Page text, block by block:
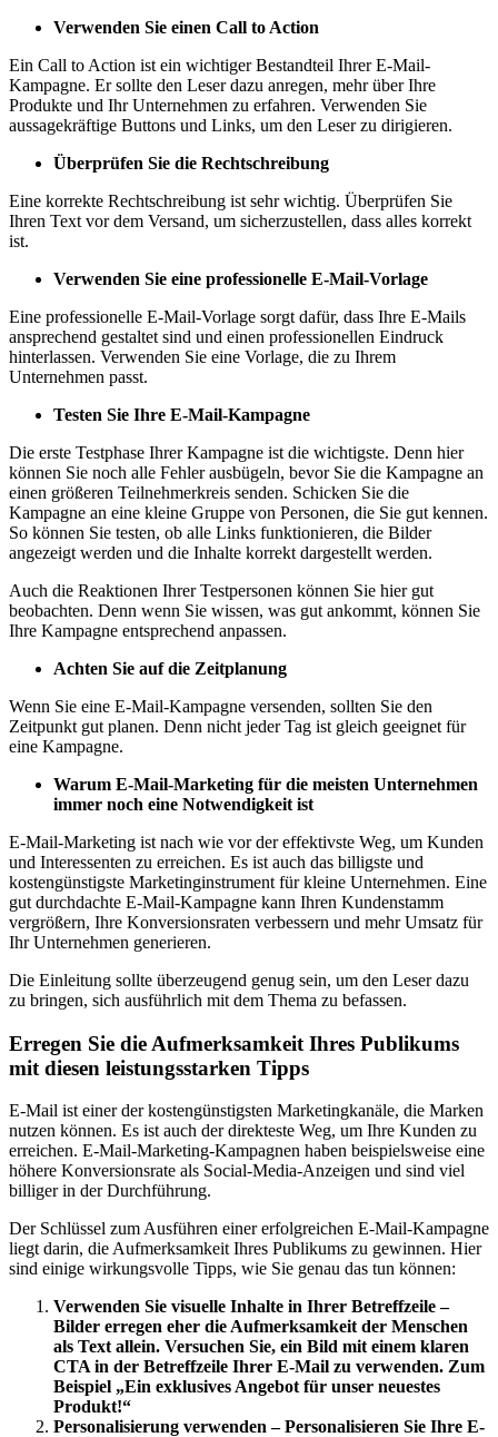
Verwenden Sie einen Call to Action
Ein Call to Action ist ein wichtiger Bestandteil Ihrer E-Mail-
Kampagne. Er sollte den Leser dazu anregen, mehr über Ihre
Produkte und Ihr Unternehmen zu erfahren. Verwenden Sie
aussagekräftige Buttons und Links, um den Leser zu dirigieren.
Überprüfen Sie die Rechtschreibung
Eine korrekte Rechtschreibung ist sehr wichtig. Überprüfen Sie
Ihren Text vor dem Versand, um sicherzustellen, dass alles korrekt
ist.
Verwenden Sie eine professionelle E-Mail-Vorlage
Eine professionelle E-Mail-Vorlage sorgt dafür, dass Ihre E-Mails
ansprechend gestaltet sind und einen professionellen Eindruck
hinterlassen. Verwenden Sie eine Vorlage, die zu Ihrem
Unternehmen passt.
Testen Sie Ihre E-Mail-Kampagne
Die erste Testphase Ihrer Kampagne ist die wichtigste. Denn hier
können Sie noch alle Fehler ausbügeln, bevor Sie die Kampagne an
einen größeren Teilnehmerkreis senden. Schicken Sie die
Kampagne an eine kleine Gruppe von Personen, die Sie gut kennen.
So können Sie testen, ob alle Links funktionieren, die Bilder
angezeigt werden und die Inhalte korrekt dargestellt werden.
Auch die Reaktionen Ihrer Testpersonen können Sie hier gut
beobachten. Denn wenn Sie wissen, was gut ankommt, können Sie
Ihre Kampagne entsprechend anpassen.
Achten Sie auf die Zeitplanung
Wenn Sie eine E-Mail-Kampagne versenden, sollten Sie den
Zeitpunkt gut planen. Denn nicht jeder Tag ist gleich geeignet für
eine Kampagne.
Warum E-Mail-Marketing für die meisten Unternehmen
immer noch eine Notwendigkeit ist
E-Mail-Marketing ist nach wie vor der effektivste Weg, um Kunden
und Interessenten zu erreichen. Es ist auch das billigste und
kostengünstigste Marketinginstrument für kleine Unternehmen. Eine
gut durchdachte E-Mail-Kampagne kann Ihren Kundenstamm
vergrößern, Ihre Konversionsraten verbessern und mehr Umsatz für
Ihr Unternehmen generieren.
Die Einleitung sollte überzeugend genug sein, um den Leser dazu
zu bringen, sich ausführlich mit dem Thema zu befassen.
Erregen Sie die Aufmerksamkeit Ihres Publikums
mit diesen leistungsstarken Tipps
E-Mail ist einer der kostengünstigsten Marketingkanäle, die Marken
nutzen können. Es ist auch der direkteste Weg, um Ihre Kunden zu
erreichen. E-Mail-Marketing-Kampagnen haben beispielsweise eine
höhere Konversionsrate als Social-Media-Anzeigen und sind viel
billiger in der Durchführung.
Der Schlüssel zum Ausführen einer erfolgreichen E-Mail-Kampagne
liegt darin, die Aufmerksamkeit Ihres Publikums zu gewinnen. Hier
sind einige wirkungsvolle Tipps, wie Sie genau das tun können:
Verwenden Sie visuelle Inhalte in Ihrer Betreffzeile –
Bilder erregen eher die Aufmerksamkeit der Menschen
als Text allein. Versuchen Sie, ein Bild mit einem klaren
CTA in der Betreffzeile Ihrer E-Mail zu verwenden. Zum
Beispiel „Ein exklusives Angebot für unser neuestes
Produkt!“
Personalisierung verwenden – Personalisieren Sie Ihre E-